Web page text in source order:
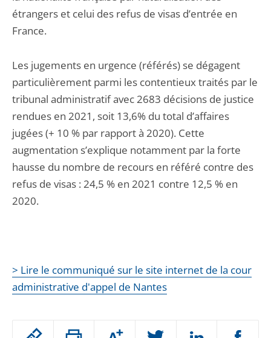
Passer
étrangers et celui des refus de visas d’entrée en
France.
Les jugements en urgence (référés) se dégagent
particulièrement parmi les contentieux traités par le
tribunal administratif avec 2683 décisions de justice
rendues en 2021, soit 13,6% du total d’affaires
jugées (+ 10 % par rapport à 2020). Cette
augmentation s’explique notamment par la forte
hausse du nombre de recours en référé contre des
refus de visas : 24,5 % en 2021 contre 12,5 % en
2020.
> Lire le communiqué sur le site internet de la cour
administrative d'appel de Nantes